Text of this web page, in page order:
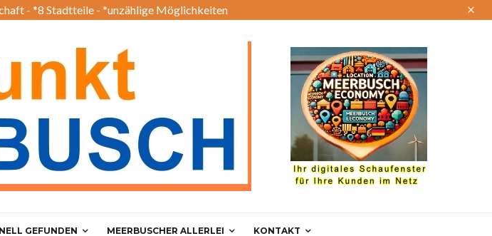
- *8 Stadtteile - *unzählige Möglichkeiten
GEFUNDEN MEERBUSCHER ALLERLEI KONTAKT